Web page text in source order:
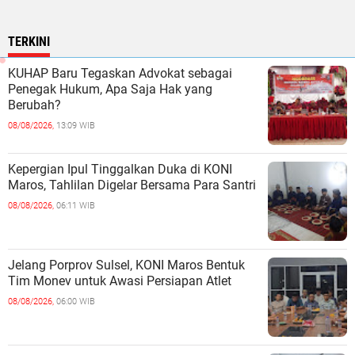
TERKINI
KUHAP Baru Tegaskan Advokat sebagai
Penegak Hukum, Apa Saja Hak yang
Berubah?
08/08/2026, 13:09 WIB
Kepergian Ipul Tinggalkan Duka di KONI
Maros, Tahlilan Digelar Bersama Para Santri
08/08/2026, 06:11 WIB
Jelang Porprov Sulsel, KONI Maros Bentuk
Tim Monev untuk Awasi Persiapan Atlet
08/08/2026, 06:00 WIB